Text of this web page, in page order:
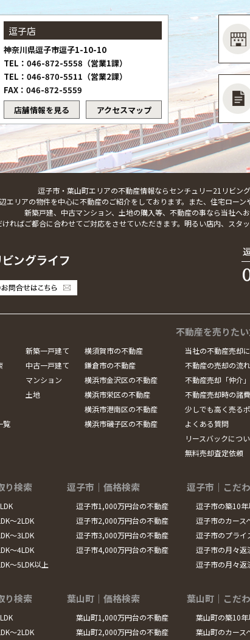
逗子店
神奈川県逗子市逗子1-10-10
TEL：046-872-5558（営業1課）
TEL：046-870-5511（営業2課）
FAX：046-872-5559
店舗情報を見る
アクセスマップ
逗子市・葉山町エリアの不動産情報ならセンチュリー21リビン
エリアの物件を中心に不動産のご紹介をしております。また、住宅ローン
新築戸建、中古マンション、土地の購入等、不動産の事なら当社へお
ればご都合に合わせてご対応をさせていただきます。明るい店内、スタ
覧
新築一戸建て
中古一戸建て
マンション
土地
横須賀市の不動産
鎌倉市の不動産
横浜市金沢区の不動産
横浜市栄区の不動産
横浜市港南区の不動産
横浜市磯子区の不動産
不動産を売りた
当社の不動産売却
不動産の売却の流れ
不動産売却「仲介
不動産売却時の諸
少しでも高く売る
よくある質問
リースバックにつ
無料売却査定依頼
り検索
～2LDK
～3LDK
～4LDK
～5LDK以上
逗子市｜価格検索
逗子市1,000万円台の不動産
逗子市2,000万円台の不動産
逗子市3,000万円台の不動産
逗子市4,000万円台の不動産
逗子市｜こだ
逗子市の築10年
逗子市のカース
逗子市のプライ
逗子市の月々返
逗子市の月々返
り検索
～2LDK
葉山町｜価格検索
葉山町1,000万円台の不動産
葉山町2,000万円台の不動産
葉山町｜こだ
葉山町の築10年
葉山町のカース